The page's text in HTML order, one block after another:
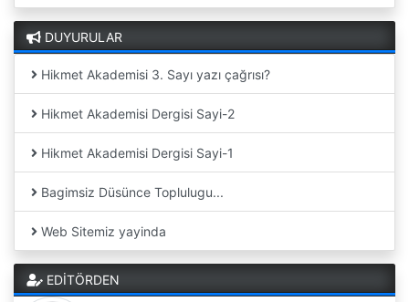
DUYURULAR
Hikmet Akademisi 3. Sayı yazı çağrısı?
Hikmet Akademisi Dergisi Sayi-2
Hikmet Akademisi Dergisi Sayi-1
Bagimsiz Düsünce Toplulugu...
Web Sitemiz yayinda
EDİTÖRDEN